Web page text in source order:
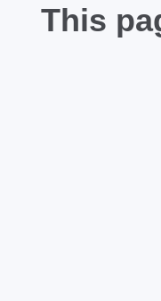
This